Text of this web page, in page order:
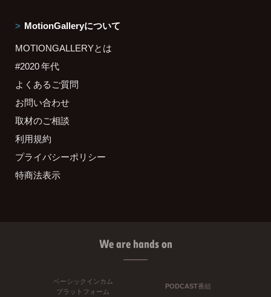
MotionGalleryについて
MOTIONGALLERYとは
#2020 年代
よくあるご質問
お問い合わせ
取材のご相談
利用規約
プライバシーポリシー
特商法表示
We are hands on
ベーシックインカム
プラットフォーム
PODCAST番組